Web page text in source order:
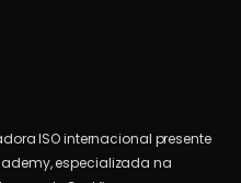
ISO internacional presente
especializada na